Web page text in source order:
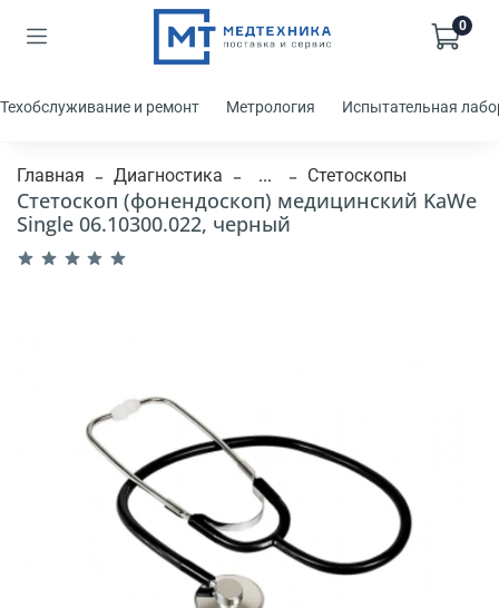
0
Техобслуживание и ремонт Метрология Испытательная
Главная Диагностика ... Стетоскопы
Стетоскоп (фонендоскоп) медицинский KaWe
Single 06.10300.022, черный